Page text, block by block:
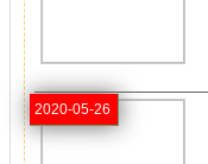
2020-05-26